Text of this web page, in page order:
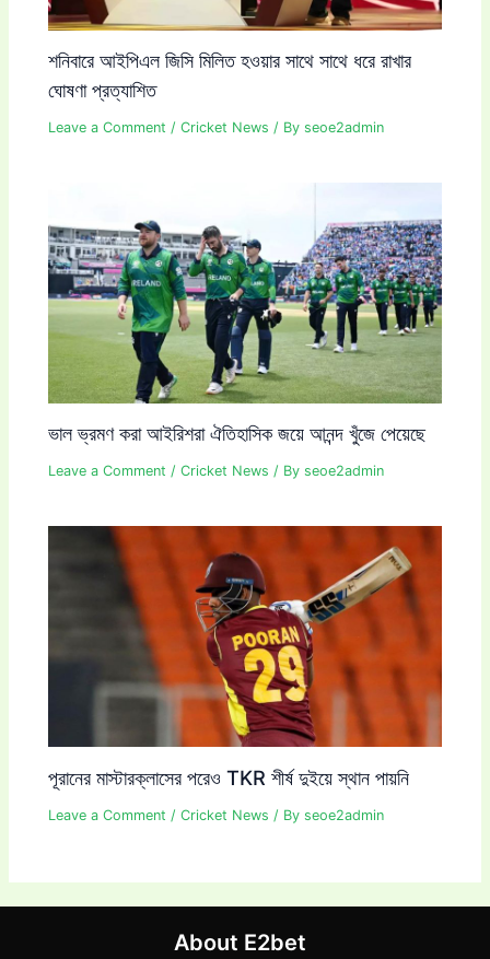
শনিবারে আইপিএল জিসি মিলিত হওয়ার সাথে সাথে ধরে রাখার
ঘোষণা প্রত্যাশিত
Leave a Comment /Cricket News / Byseoe2admin
ভাল ভ্রমণ করা আইরিশরা ঐতিহাসিক জয়ে আনন্দ খুঁজে পেয়েছে
Leave a Comment /Cricket News / Byseoe2admin
পূরানের মাস্টারক্লাসের পরেও TKR শীর্ষ দুইয়ে স্থান পায়নি
Leave a Comment /Cricket News / Byseoe2admin
About E2bet